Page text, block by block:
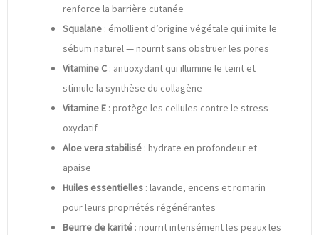
renforce la barrière cutanée
Squalane : émollient d’origine végétale qui imite le
sébum naturel — nourrit sans obstruer les pores
Vitamine C : antioxydant qui illumine le teint et
stimule la synthèse du collagène
Vitamine E : protège les cellules contre le stress
oxydatif
Aloe vera stabilisé : hydrate en profondeur et
apaise
Huiles essentielles : lavande, encens et romarin
pour leurs propriétés régénérantes
Beurre de karité : nourrit intensément les peaux les